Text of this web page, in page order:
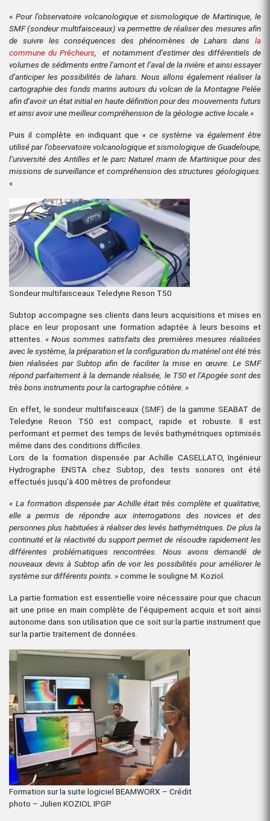
« Pour l’observatoire volcanologique et sismologique de Martinique, le
SMF (sondeur multifaisceaux) va permettre de réaliser des mesures afin
de suivre les conséquences des phénomènes de Lahars dans la
commune du Prêcheurs , et notamment d’estimer des différentiels de
volumes de sédiments entre l’amont et l’aval de la rivière et ainsi essayer
d’anticiper les possibilités de lahars. Nous allons également réaliser la
cartographie des fonds marins autours du volcan de la Montagne Pelée
afin d’avoir un état initial en haute définition pour des mouvements futurs
et ainsi avoir une meilleur compréhension de la géologie active locale.«
Puis il complète en indiquant que« ce système va également être
utilisé par l’observatoire volcanologique et sismologique de Guadeloupe,
l’université des Antilles et le parc Naturel marin de Martinique pour des
missions de surveillance et compréhension des structures géologiques.
«
Sondeur multifaisceaux Teledyne Reson T50
Subtop accompagne ses clients dans leurs acquisitions et mises en
place en leur proposant une formation adaptée à leurs besoins et
attentes. « Nous sommes satisfaits des premières mesures réalisées
avec le système, la préparation et la configuration du matériel ont été très
bien réalisées par Subtop afin de faciliter la mise en œuvre. Le SMF
répond parfaitement à la demande réalisée, le T50 et l’Apogée sont des
très bons instruments pour la cartographie côtière. »
En effet, le sondeur multifaisceaux (SMF) de la gamme SEABAT de
Teledyne Reson T50 est compact, rapide et robuste. Il est
performant et permet des temps de levés bathymétriques optimisés
même dans des conditions difficiles.
Lors de la formation dispensée par Achille CASELLATO, Ingénieur
Hydrographe ENSTA chez Subtop, des tests sonores ont été
effectués jusqu’à 400 mètres de profondeur.
« La formation dispensée par Achille était très complète et qualitative,
elle a permis de répondre aux interrogations des novices et des
personnes plus habituées à réaliser des levés bathymétriques. De plus la
continuité et la réactivité du support permet de résoudre rapidement les
différentes problématiques rencontrées. Nous avons demandé de
nouveaux devis à Subtop afin de voir les possibilités pour améliorer le
système sur différents points. »comme le souligne M. Koziol
La partie formation est essentielle voire nécessaire pour que chacun
ait une prise en main complète de l’équipement acquis et soit ainsi
autonome dans son utilisation que ce soit sur la partie instrument que
sur la partie traitement de données.
Formation sur la suite logiciel BEAMWORX – Crédit
photo – Julien KOZIOL IPGP